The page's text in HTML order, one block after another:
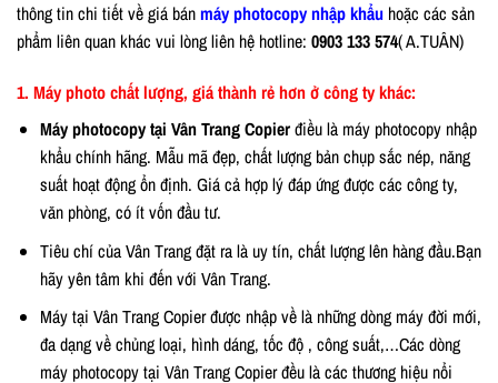
thông tin chi tiết về giá bánmáy photocopy nhập khẩu hoặc các sản
phẩm liên quan khác vui lòng liên hệ hotline: 0903 133 574( A.TUÂN)
1. Máy photo chất lượng, giá thành rẻ hơn ở công ty khác:
Máy photocopy tại Vân Trang Copierđiều là máy photocopy nhập
khẩu chính hãng. Mẫu mã đẹp, chất lượng bản chụp sắc nép, năng
suất hoạt động ổn định. Giá cả hợp lý đáp ứng được các công ty,
văn phòng, có ít vốn đầu tư.
Tiêu chí của Vân Trang đặt ra là uy tín, chất lượng lên hàng đầu.Bạn
hãy yên tâm khi đến với Vân Trang.
Máy tại Vân Trang Copier được nhập về là những dòng máy đời mới,
đa dạng về chủng loại, hình dáng, tốc độ , công suất,…Các dòng
máy photocopy tại Vân Trang Copier đều là các thương hiệu nổi